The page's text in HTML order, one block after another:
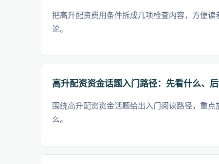
把高升配资费用条件拆成几项检查内容，方便读
论。
高升配资资金话题入门路径：先看什么、
围绕高升配资资金话题给出入门阅读路径，重
么。